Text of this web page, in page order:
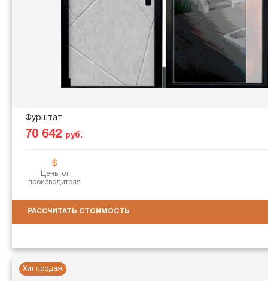
Фурштат
70 642 руб.
Цены от
производителя
РАССЧИТАТЬ СТОИМОСТЬ
Хит продаж